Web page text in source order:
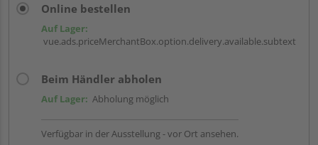
Online bestellen
Auf Lager:
vue.ads.priceMerchantBox.option.delivery.available.subtext
Beim Händler abholen
Auf Lager: Abholung möglich
Verfügbar in der Ausstellung - vor Ort ansehen.